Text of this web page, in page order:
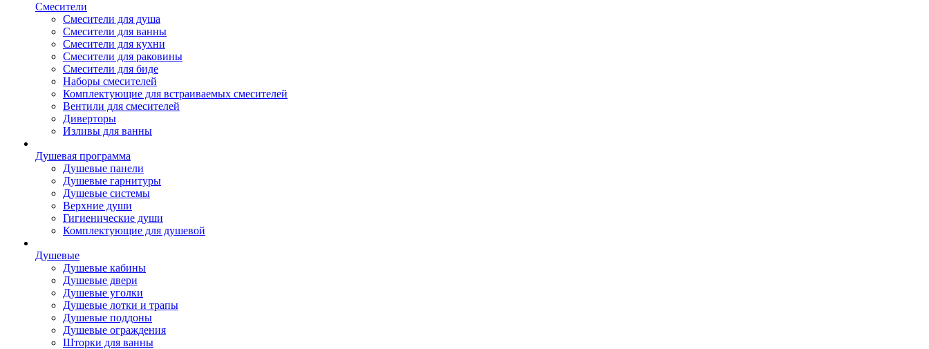
Смесители
Смесители для душа
Смесители для ванны
Смесители для кухни
Смесители для раковины
Смесители для биде
Наборы смесителей
Комплектующие для встраиваемых смесителей
Вентили для смесителей
Диверторы
Изливы для ванны
Душевая программа
Душевые панели
Душевые гарнитуры
Душевые системы
Верхние души
Гигиенические души
Комплектующие для душевой
Душевые
Душевые кабины
Душевые двери
Душевые уголки
Душевые лотки и трапы
Душевые поддоны
Душевые ограждения
Шторки для ванны